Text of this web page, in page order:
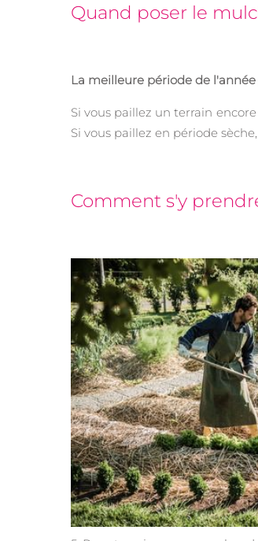
Quand poser le
La meilleure période de
Si vous paillez un terrain
Si vous paillez en période
Comment s'y